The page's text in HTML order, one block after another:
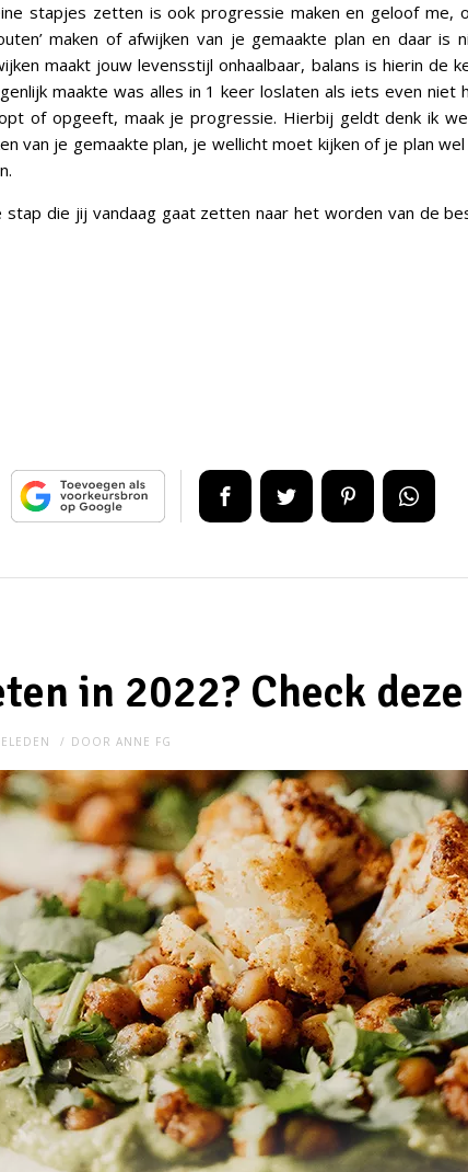
stapjes zetten is ook progressie maken en geloof me,
maken of afwijken van je gemaakte plan en daar is
maakt jouw levensstijl onhaalbaar, balans is hierin de
maakte was alles in 1 keer loslaten als iets even niet
of opgeeft, maak je progressie. Hierbij geldt denk ik
van je gemaakte plan, je wellicht moet kijken of je plan wel
die jij vandaag gaat zetten naar het worden van de
in 2022? Check
DOOR ANNE FG